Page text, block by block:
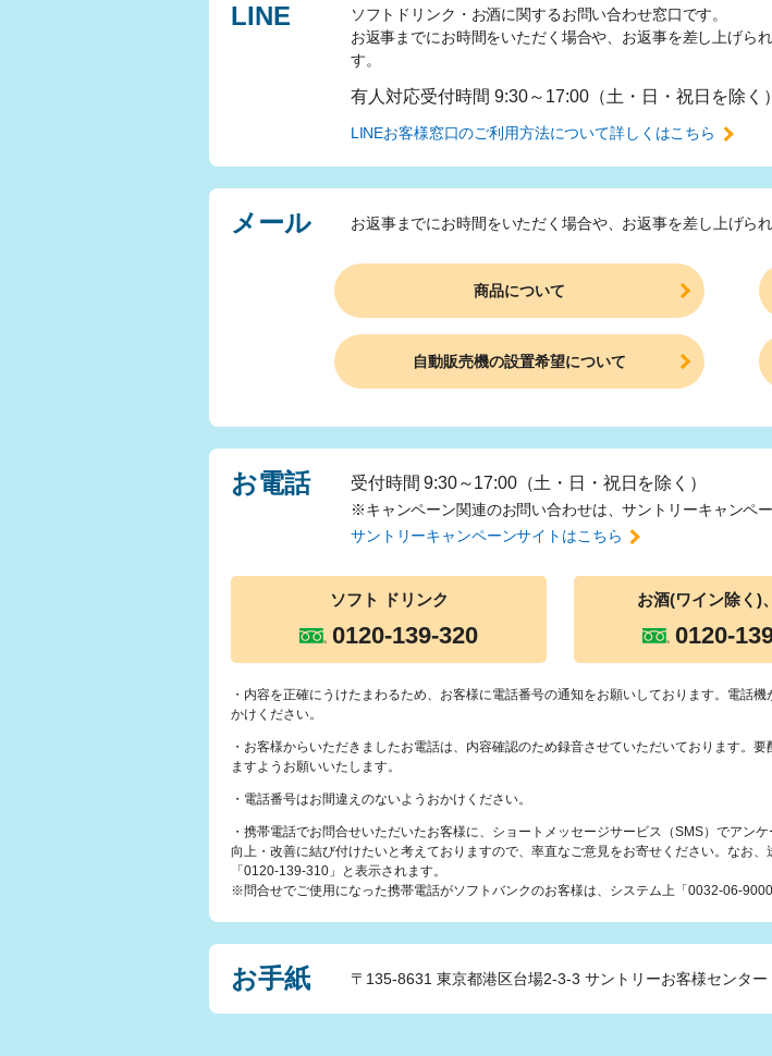
LINE
ソフトドリンク・お酒に関するお問い合わせ窓口です。
お返事までにお時間をいただく場合や、 お返事を差し上げら
す。
有人対応受付時間 9:30～17:00（土・日・祝日を除く）
LINEお客様窓口のご利用方法について詳しくはこちら
メール お返事までにお時間をいただく場合や、 お返事を差し上げら
商品について
自動販売機の設置希望について
お電話 受付時間 9:30～17:00（土・日・祝日を除く）
※キャンペーン関連のお問い合わせは、サントリーキャンペ
サントリーキャンペーンサイトはこちら
ソフト ドリンク
0120-139-320
お酒(ワイン除く)
0120-
・内容を正確にうけたまわるため、お客様に電話番号の通知をお願いしております。電話
かけください。
・お客様からいただきましたお電話は、内容確認のため録音させていただいております。
ますようお願いいたします。
・電話番号はお間違えのないようおかけください。
・携帯電話でお問合せいただいたお客様に、ショートメッセージサービス（SMS）でアン
向上・改善に結び付けたいと考えておりますので、率直なご意見をお寄せください。なお
「0120-139-310」と表示されます。
※問合せでご使用になった携帯電話がソフトバンクのお客様は、システム上「0032-06-9000
お手紙 〒135-8631 東京都港区台場2-3-3 サントリーお客様センター